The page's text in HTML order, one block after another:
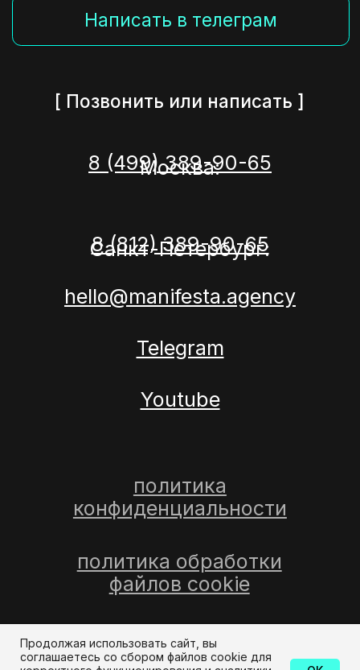
Продолжая использовать сайт, вы
соглашаетесь со сбором файлов cookie для